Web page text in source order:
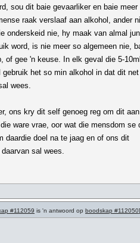
sou dit baie gevaarliker en baie meer
raak verslaaf aan alkohol, ander
onderskeid nie, hy maak van almal
word, is nie meer so algemeen nie,
of gee 'n keuse. In elk geval die 5-10ml
het so min alkohol in dat dit
wees.
ons kry dit self genoeg reg om dit aan
ware vrae, oor wat die mensdom se
daardie doel na te jaag en of ons dit
sal wees.
#112059 is 'n antwoord op boodskap #112050]